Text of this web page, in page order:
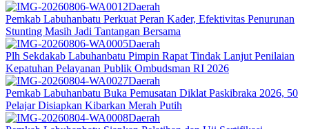
Daerah
Pemkab Labuhanbatu Perkuat Peran Kader, Efektivitas Penurunan
Stunting Masih Jadi Tantangan Bersama
Daerah
Plh Sekdakab Labuhanbatu Pimpin Rapat Tindak Lanjut Penilaian
Kepatuhan Pelayanan Publik Ombudsman RI 2026
Daerah
Pemkab Labuhanbatu Buka Pemusatan Diklat Paskibraka 2026, 50
Pelajar Disiapkan Kibarkan Merah Putih
Daerah